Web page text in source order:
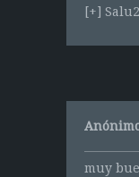
[+] Salu2
muy